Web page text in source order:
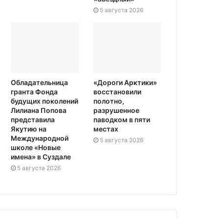
5 августа 2026
Обладательница
гранта Фонда
будущих поколений
Лилиана Попова
представила
Якутию на
Международной
школе «Новые
имена» в Суздале
5 августа 2026
«Дороги Арктики»
восстановили
полотно,
разрушенное
паводком в пяти
местах
5 августа 2026